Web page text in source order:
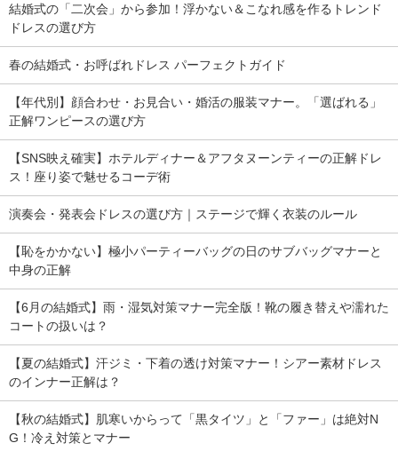
結婚式の「二次会」から参加！浮かない＆こなれ感を作るトレンド
ドレスの選び方
春の結婚式・お呼ばれドレス パーフェクトガイド
【年代別】顔合わせ・お見合い・婚活の服装マナー。「選ばれる」
正解ワンピースの選び方
【SNS映え確実】ホテルディナー＆アフタヌーンティーの正解ドレ
ス！座り姿で魅せるコーデ術
演奏会・発表会ドレスの選び方｜ステージで輝く衣装のルール
【恥をかかない】極小パーティーバッグの日のサブバッグマナーと
中身の正解
【6月の結婚式】雨・湿気対策マナー完全版！靴の履き替えや濡れた
コートの扱いは？
【夏の結婚式】汗ジミ・下着の透け対策マナー！シアー素材ドレス
のインナー正解は？
【秋の結婚式】肌寒いからって「黒タイツ」と「ファー」は絶対N
G！冷え対策とマナー